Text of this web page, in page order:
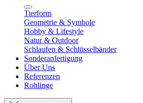
Tierform
Geometrie & Symbole
Hobby & Lifestyle
Natur & Outdoor
Schlaufen & Schlüsselbänder
Sonderanfertigung
Über Uns
Referenzen
Rohlinge